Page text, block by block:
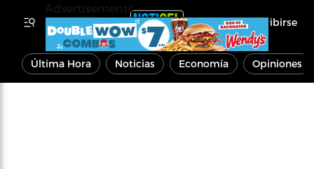
Inscribirse
Última Hora Noticias Economía Opiniones
Advertisements